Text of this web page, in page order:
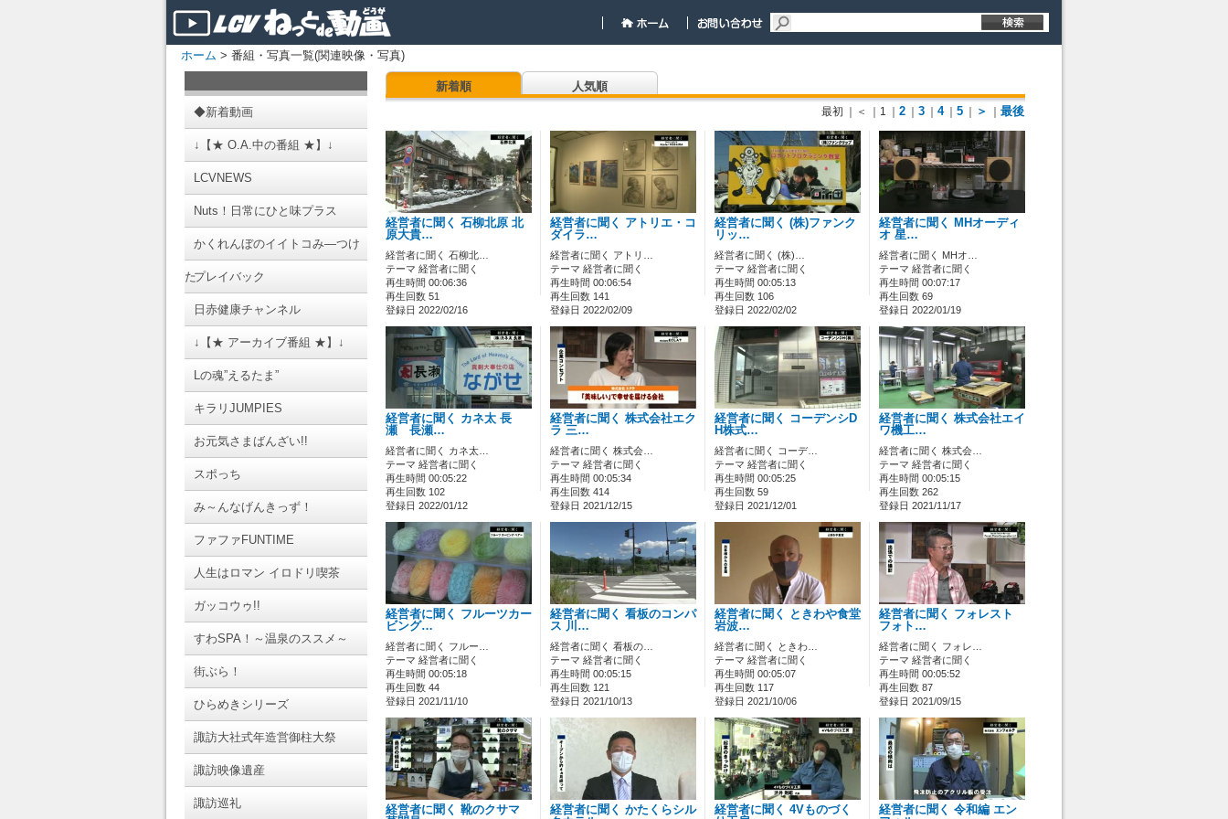
ホーム > 番組・写真一覧(関連映像・写真)
◆新着動画
↓【★ O.A.中の番組 ★】↓
LCVNEWS
Nuts！日常にひと味プラス
かくれんぼのイイトコみ―つけ
たプレイバック
日赤健康チャンネル
↓【★ アーカイブ番組 ★】↓
Lの魂”えるたま”
キラリJUMPIES
お元気さまばんざい!!
スポっち
み～んなげんきっず！
ファファFUNTIME
人生はロマン イロドリ喫茶
ガッコウゥ!!
すわSPA！～温泉のススメ～
街ぶら！
ひらめきシリーズ
諏訪大社式年造営御柱大祭
諏訪映像遺産
諏訪巡礼
新着順 人気順
最初 ｜＜ ｜1 2 3 4 5 ＞ 最後
経営者に聞く 石柳北原 北
原大貴…
経営者に聞く 石柳北…
テーマ 経営者に聞く
再生時間 00:06:36
再生回数 51
登録日 2022/02/16
経営者に聞く アトリエ・コ
ダイラ…
経営者に聞く アトリ…
テーマ 経営者に聞く
再生時間 00:06:54
再生回数 141
登録日 2022/02/09
経営者に聞く (株)ファンク
リッ…
経営者に聞く (株)…
テーマ 経営者に聞く
再生時間 00:05:13
再生回数 106
登録日 2022/02/02
経営者に聞く MHオーディ
オ 星…
経営者に聞く MHオ…
テーマ 経営者に聞く
再生時間 00:07:17
再生回数 69
登録日 2022/01/19
経営者に聞く カネ太 長
瀬 長瀬…
経営者に聞く カネ太…
テーマ 経営者に聞く
再生時間 00:05:22
再生回数 102
登録日 2022/01/12
経営者に聞く 株式会社エク
ラ 三…
経営者に聞く 株式会…
テーマ 経営者に聞く
再生時間 00:05:34
再生回数 414
登録日 2021/12/15
経営者に聞く コーデンシD
H株式…
経営者に聞く コーデ…
テーマ 経営者に聞く
再生時間 00:05:25
再生回数 59
登録日 2021/12/01
経営者に聞く 株式会社エイ
ワ機工…
経営者に聞く 株式会…
テーマ 経営者に聞く
再生時間 00:05:15
再生回数 262
登録日 2021/11/17
経営者に聞く フルーツカー
ビング…
経営者に聞く フルー…
テーマ 経営者に聞く
再生時間 00:05:18
再生回数 44
登録日 2021/11/10
経営者に聞く 看板のコンパ
ス 川…
経営者に聞く 看板の…
テーマ 経営者に聞く
再生時間 00:05:15
再生回数 121
登録日 2021/10/13
経営者に聞く ときわや食堂
岩波…
経営者に聞く ときわ…
テーマ 経営者に聞く
再生時間 00:05:07
再生回数 117
登録日 2021/10/06
経営者に聞く フォレスト
フォト…
経営者に聞く フォレ…
テーマ 経営者に聞く
再生時間 00:05:52
再生回数 87
登録日 2021/09/15
経営者に聞く 靴のクサマ
経営者に聞く かたくらシル
経営者に聞く 4Vものづく
経営者に聞く 令和編 エン